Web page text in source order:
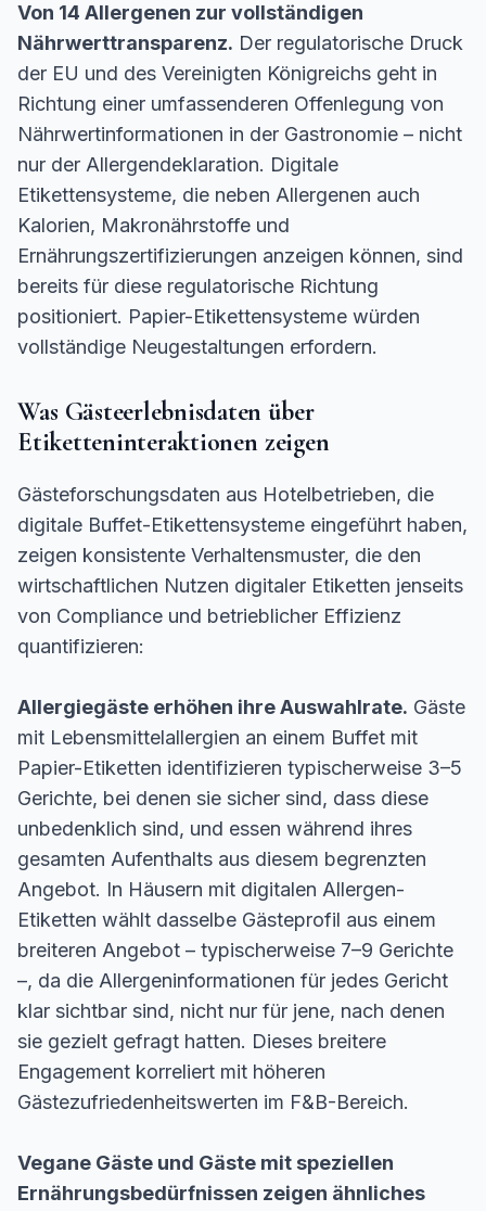
Von 14 Allergenen zur vollständigen
Nährwerttransparenz. Der regulatorische Druck
der EU und des Vereinigten Königreichs geht in
Richtung einer umfassenderen Offenlegung von
Nährwertinformationen in der Gastronomie – nicht
nur der Allergendeklaration. Digitale
Etikettensysteme, die neben Allergenen auch
Kalorien, Makronährstoffe und
Ernährungszertifizierungen anzeigen können, sind
bereits für diese regulatorische Richtung
positioniert. Papier-Etikettensysteme würden
vollständige Neugestaltungen erfordern.
Was Gästeerlebnisdaten über
Etiketteninteraktionen zeigen
Gästeforschungsdaten aus Hotelbetrieben, die
digitale Buffet-Etikettensysteme eingeführt haben,
zeigen konsistente Verhaltensmuster, die den
wirtschaftlichen Nutzen digitaler Etiketten jenseits
von Compliance und betrieblicher Effizienz
quantifizieren:
Allergiegäste erhöhen ihre Auswahlrate. Gäste
mit Lebensmittelallergien an einem Buffet mit
Papier-Etiketten identifizieren typischerweise 3–5
Gerichte, bei denen sie sicher sind, dass diese
unbedenklich sind, und essen während ihres
gesamten Aufenthalts aus diesem begrenzten
Angebot. In Häusern mit digitalen Allergen-
Etiketten wählt dasselbe Gästeprofil aus einem
breiteren Angebot – typischerweise 7–9 Gerichte
–, da die Allergeninformationen für jedes Gericht
klar sichtbar sind, nicht nur für jene, nach denen
sie gezielt gefragt hatten. Dieses breitere
Engagement korreliert mit höheren
Gästezufriedenheitswerten im F&B-Bereich.
Vegane Gäste und Gäste mit speziellen
Ernährungsbedürfnissen zeigen ähnliches